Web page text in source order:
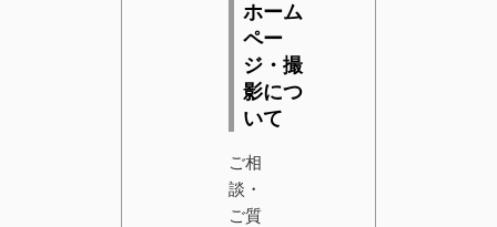
ホーム
ペー
ジ・撮
影につ
いて
ご相
談・
ご質